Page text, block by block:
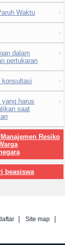
Waktu
dalam
pertukaran
konsultasi
yang harus
saat
Resiko
beasiswa
Site map